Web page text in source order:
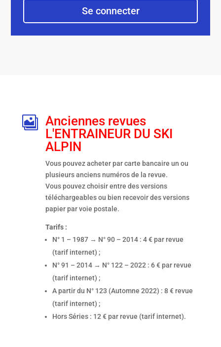
Se connecter
 Anciennes revues
L'ENTRAINEUR DU SKI
ALPIN
Vous pouvez acheter par carte bancaire un ou
plusieurs anciens numéros de la revue.
Vous pouvez choisir entre des versions
téléchargeables ou bien recevoir des versions
papier par voie postale.
Tarifs :
N° 1 – 1987 → N° 90 – 2014 : 4 € par revue
(tarif internet) ;
N° 91 – 2014 → N° 122 – 2022 : 6 € par revue
(tarif internet) ;
A partir du N° 123 (Automne 2022) : 8 € revue
(tarif internet) ;
Hors Séries : 12 € par revue (tarif internet).